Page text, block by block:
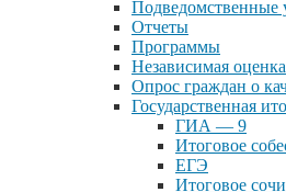
Подведомственные
Отчеты
Программы
Независимая
Опрос граждан о
Государственная
ГИА — 9
Итоговое
ЕГЭ
Итоговое